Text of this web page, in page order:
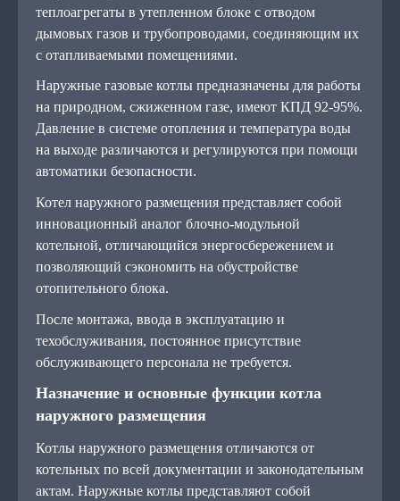
теплоагрегаты в утепленном блоке с отводом
дымовых газов и трубопроводами, соединяющим их
с отапливаемыми помещениями.
Наружные газовые котлы предназначены для работы
на природном, сжиженном газе, имеют КПД 92-95%.
Давление в системе отопления и температура воды
на выходе различаются и регулируются при помощи
автоматики безопасности.
Котел наружного размещения представляет собой
инновационный аналог блочно-модульной
котельной, отличающийся энергосбережением и
позволяющий сэкономить на обустройстве
отопительного блока.
После монтажа, ввода в эксплуатацию и
техобслуживания, постоянное присутствие
обслуживающего персонала не требуется.
Назначение и основные функции котла
наружного размещения
Котлы наружного размещения отличаются от
котельных по всей документации и законодательным
актам. Наружные котлы представляют собой